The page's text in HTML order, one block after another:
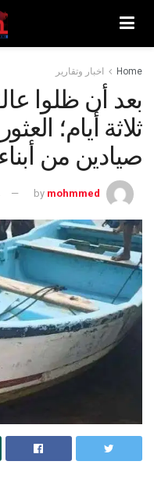
Home اخبار وتقارير
بعد أن ظلوا
ثلاثة أيام؛
صيادين من
by mohmmed